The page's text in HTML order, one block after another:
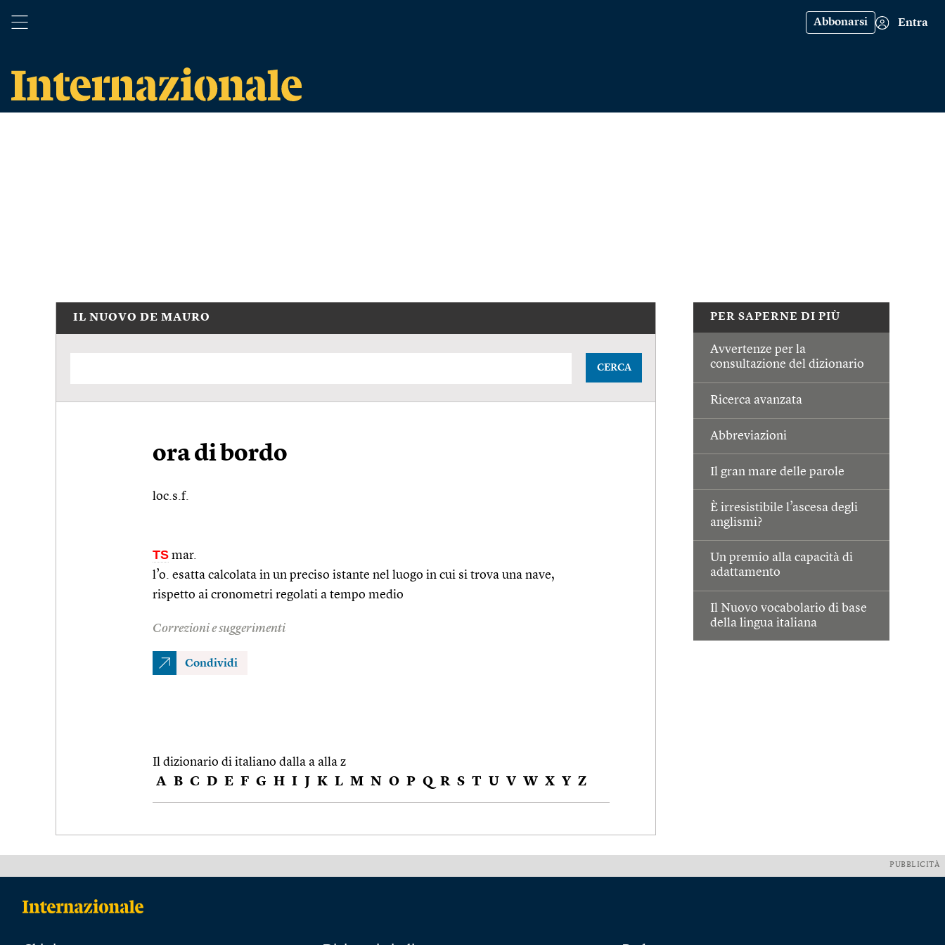
Abbonarsi Entra
PER SAPERNE DI PIÙ
Avvertenze per la
consultazione del dizionario
Ricerca avanzata
Abbreviazioni
Il gran mare delle parole
È irresistibile l’ascesa degli
anglismi?
Un premio alla capacità di
adattamento
Il Nuovo vocabolario di base
della lingua italiana
IL NUOVO DE MAURO
CERCA
ora di bordo
loc.s.f.
TS mar.
l’o. esatta calcolata in un preciso istante nel luogo in cui si trova una nave,
rispetto ai cronometri regolati a tempo medio
Correzioni e suggerimenti
Condividi
Il dizionario di italiano dalla a alla z
A B C D E F G H I J K L M N O P Q R S T U V W X Y Z
PUBBLICITÀ